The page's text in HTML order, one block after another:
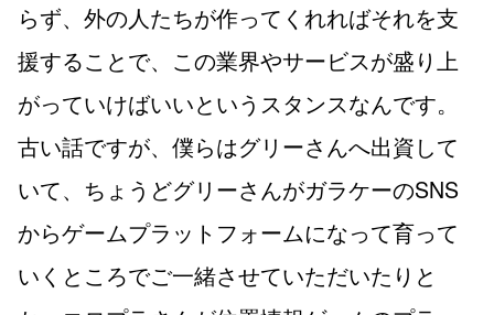
らず、外の人たちが作ってくれればそれを支
援することで、この業界やサービスが盛り上
がっていけばいいというスタンスなんです。
古い話ですが、僕らはグリーさんへ出資して
いて、ちょうどグリーさんがガラケーのSNS
からゲームプラットフォームになって育って
いくところでご一緒させていただいたりと